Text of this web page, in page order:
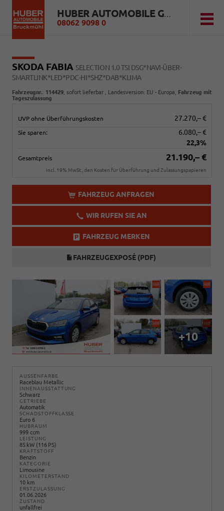
HUBER AUTOMOBILE GMBH
08062 9098 0
SKODA FABIA SELECTION 1.0 TSI DSG*NAVI-ÜBER-
SMARTLINK*LED*PDC-HI*SHZ*DAB*KLIMA
Fahrzeugnr.: 114429 sofort lieferbar , Landesversion: EU - Europa, Fahrzeug mit
Tageszulassung
UVP ohne Überführungskosten 27.270,– €
Sie sparen:
6.080,– €
22,3%
Gesamtpreis 21.190,– €
incl. 19% MwSt., den Kosten für Überführung und Zulassungspapieren
FAHRZEUG ANFRAGEN
WIR RUFEN SIE AN
FAHRZEUG MERKEN
FAHRZEUGEXPOSÉ (PDF)
+10
AUSSENFARBE
Raceblau Metallic
INNENAUSSTATTUNG
Schwarz
GETRIEBE
Automatik
SCHADSTOFFKLASSE
Euro 6
HUBRAUM
999 ccm
LEISTUNG
85 kW (116 PS)
KRAFTSTOFF
Benzin
KATEGORIE
Limousine
KILOMETERSTAND
10 km
ERSTZULASSUNG
01.06.2026
ZUSTAND
unfallfrei